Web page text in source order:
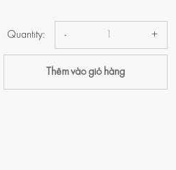
Quantity: - +
Thêm vào giỏ hàng